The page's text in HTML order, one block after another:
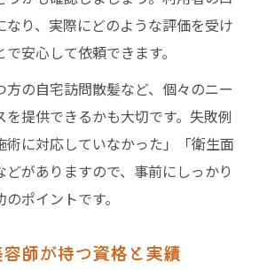
なり、実際にどのような評価を受け
安心して依頼できます。
の自宅訪問散髪など、個々のニー
提供できるかも大切です。失敗例
術に対応していなかった」「衛生面
どがありますので、事前にしっかり
ポイントです。
師が持つ資格と実績